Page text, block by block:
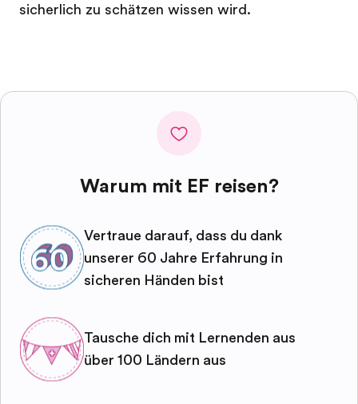
sicherlich zu schätzen wissen wird.
Warum mit EF reisen?
Vertraue darauf, dass du dank
unserer 60 Jahre Erfahrung in
sicheren Händen bist
Tausche dich mit Lernenden aus
über 100 Ländern aus